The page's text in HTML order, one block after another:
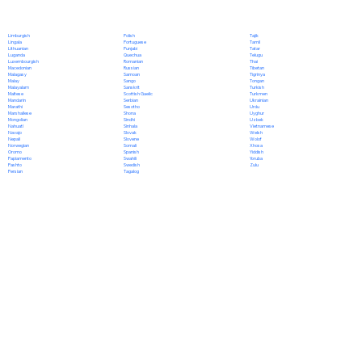
Limburgish
Lingala
Lithuanian
Luganda
Luxembourgish
Macedonian
Malagasy
Malay
Malayalam
Maltese
Mandarin
Marathi
Marshallese
Mongolian
Nahuatl
Navajo
Nepali
Norwegian
Oromo
Papiamento
Pashto
Persian
Polish
Portuguese
Punjabi
Quechua
Romanian
Russian
Samoan
Sango
Sanskrit
Scottish Gaelic
Serbian
Sesotho
Shona
Sindhi
Sinhala
Slovak
Slovene
Somali
Spanish
Swahili
Swedish
Tagalog
Tajik
Tamil
Tatar
Telugu
Thai
Tibetan
Tigrinya
Tongan
Turkish
Turkmen
Ukrainian
Urdu
Uyghur
Uzbek
Vietnamese
Welsh
Wolof
Xhosa
Yiddish
Yoruba
Zulu